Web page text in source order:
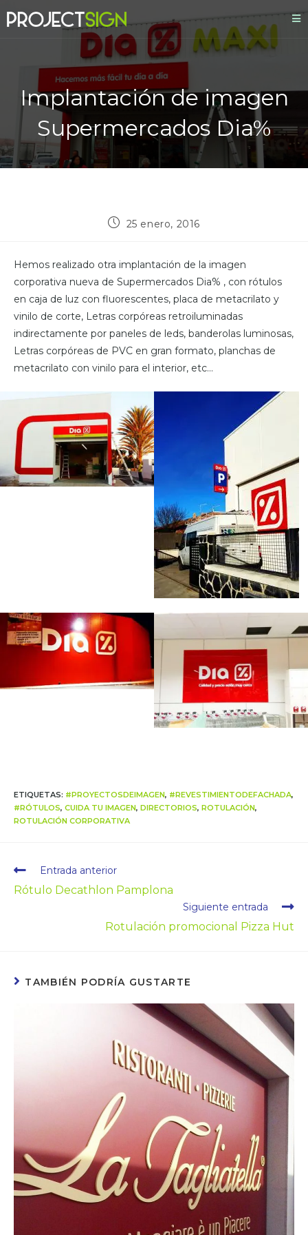
Implantación de imagen
Supermercados Dia%
25 enero, 2016
Hemos realizado otra implantación de la imagen
corporativa nueva de Supermercados Dia% , con rótulos
en caja de luz con fluorescentes, placa de metacrilato y
vinilo de corte, Letras corpóreas retroiluminadas
indirectamente por paneles de leds, banderolas luminosas,
Letras corpóreas de PVC en gran formato, planchas de
metacrilato con vinilo para el interior, etc…
ETIQUETAS: #PROYECTOSDEIMAGEN, #REVESTIMIENTODEFACHADA,
#RÓTULOS, CUIDA TU IMAGEN, DIRECTORIOS, ROTULACIÓN,
ROTULACIÓN CORPORATIVA
Entrada anterior
Rótulo Decathlon Pamplona
Siguiente entrada
Rotulación promocional Pizza Hut
TAMBIÉN PODRÍA GUSTARTE